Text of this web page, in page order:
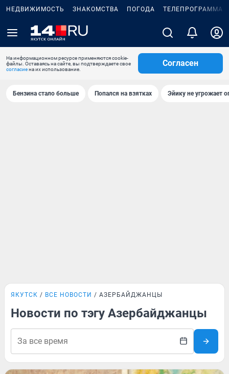
НЕДВИЖИМОСТЬ ЗНАКОМСТВА ПОГОДА ТЕЛЕПРОГРАММА
На информационном ресурсе применяются cookie-
файлы. Оставаясь на сайте, вы подтверждаете свое
согласиена их использование.
Согласен
Бензина стало больше Попался на взятках Эйику не угрожает
ЯКУТСК ВСЕ НОВОСТИ АЗЕРБАЙДЖАНЦЫ
Новости по тэгу Азербайджанцы